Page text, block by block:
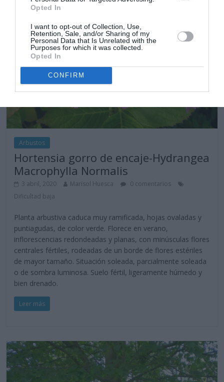
Opted In
I want to opt-out of Collection, Use,
Retention, Sale, and/or Sharing of my
Personal Data that Is Unrelated with the
Purposes for which it was collected.
Opted In
CONFIRM
Arbustos
Hortensia gorro de encaje-Hydrangea
Macrophylla Normalis
3 abril, 2020 Marisol Huesca
0 comentarios
Dificultad baja
Planta arbustiva caduca muy ramificada, hojas ovaladas y
puntiagudas, de color verde. Florece en verano,
inflorescencias redondeadas y planas, con minúsculas flores
centrales fértiles, rodeadas de un borde de flores estériles
de mayor tamaño. Situación soleada, parcialmente soleada
o de sombra luminosa. Suelo fértil, ligeramente húmedo y
bien drenado.
Leer más